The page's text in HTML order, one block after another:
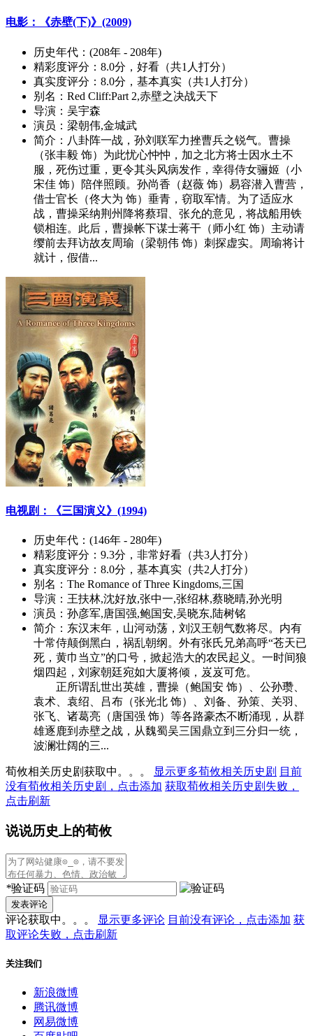
电影：《赤壁(下)》(2009)
历史年代： (208年 - 208年)
精彩度评分： 8.0分，好看（共1人打分）
真实度评分： 8.0分，基本真实（共1人打分）
别名： Red Cliff:Part 2,赤壁之决战天下
导演： 吴宇森
演员： 梁朝伟,金城武
简介： 八卦阵一战，孙刘联军力挫曹兵之锐气。曹操
（张丰毅 饰）为此忧心忡忡，加之北方将士因水土不
服，死伤过重，更令其头风病发作，幸得侍女骊姬（小
宋佳 饰）陪伴照顾。孙尚香（赵薇 饰）易容潜入曹营，
借士官长（佟大为 饰）垂青，窃取军情。为了适应水
战，曹操采纳荆州降将蔡瑁、张允的意见，将战船用铁
锁相连。此后，曹操帐下谋士蒋干（师小红 饰）主动请
缨前去拜访故友周瑜（梁朝伟 饰）刺探虚实。周瑜将计
就计，假借...
电视剧：《三国演义》(1994)
历史年代： (146年 - 280年)
精彩度评分： 9.3分，非常好看（共3人打分）
真实度评分： 8.0分，基本真实（共2人打分）
别名： The Romance of Three Kingdoms,三国
导演： 王扶林,沈好放,张中一,张绍林,蔡晓晴,孙光明
演员： 孙彦军,唐国强,鲍国安,吴晓东,陆树铭
简介： 东汉末年，山河动荡，刘汉王朝气数将尽。内有
十常侍颠倒黑白，祸乱朝纲。外有张氏兄弟高呼“苍天已
死，黄巾当立”的口号，掀起浩大的农民起义。一时间狼
烟四起，刘家朝廷宛如大厦将倾，岌岌可危。
正所谓乱世出英雄，曹操（鲍国安 饰）、公孙瓒、
袁术、袁绍、吕布（张光北 饰）、刘备、孙策、关羽、
张飞、诸葛亮（唐国强 饰）等各路豪杰不断涌现，从群
雄逐鹿到赤壁之战，从魏蜀吴三国鼎立到三分归一统，
波澜壮阔的三...
荀攸相关历史剧获取中。。。 显示更多荀攸相关历史剧 目前
没有荀攸相关历史剧，点击添加 获取荀攸相关历史剧失败，
点击刷新
说说历史上的荀攸
*验证码
发表评论
评论获取中。。。 显示更多评论 目前没有评论，点击添加 获
取评论失败，点击刷新
关注我们
新浪微博
腾讯微博
网易微博